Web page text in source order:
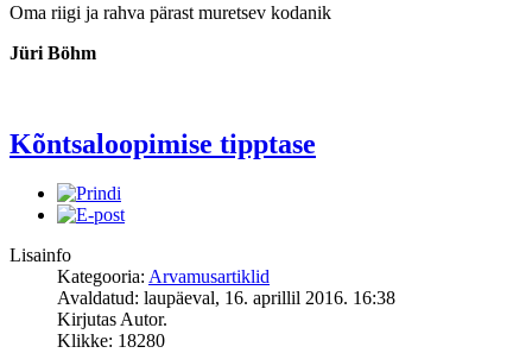
Oma riigi ja rahva pärast muretsev kodanik
Jüri Böhm
Kõntsaloopimise tipptase
Lisainfo
Kategooria: Arvamusartiklid
Avaldatud: laupäeval, 16. aprillil 2016. 16:38
Kirjutas Autor.
Klikke: 18280